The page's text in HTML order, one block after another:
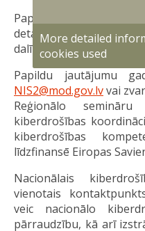
Papildu informācija
detalizēta programma
dalībniekiem divas
Papildu jautājumu
NIS2@mod.gov.lvvai
Reģionālo
kiberdrošības
kiberdrošības
līdzfinansē Eiropas
Nacionālais
vienotais
veic nacionālo
pārraudzību, kā arī
More detailed
cookies used